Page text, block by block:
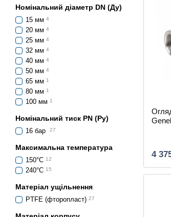
4
Номінальний діаметр DN (Ду)
15 мм 4
20 мм 4
25 мм 4
32 мм 4
40 мм 4
50 мм 4
65 мм 1
80 мм 1
100 мм 1
Номінальний тиск PN (Ру)
16 бар 27
Максимальна температура
150°С 12
240°С 15
Матеріал ущільнення
PTFE (фторопласт) 27